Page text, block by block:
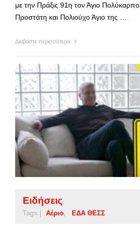
με την Πράξις 91η τον Άγιο
Προστάτη και Πολιούχο Άγιο της …
Διαβάστε περισσότερα
Ειδήσεις
Tags | Αέριο ΕΔΑ ΘΕΣΣ